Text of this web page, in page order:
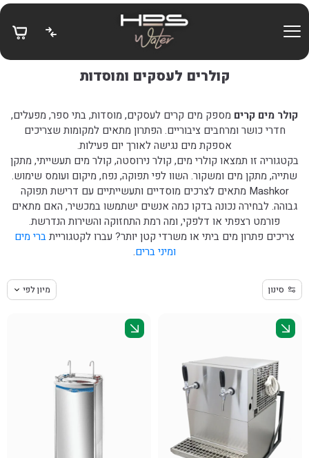
Skip to Content
קולרים לעסקים ומוסדות
קולר מים קרים מספק מים קרים לעסקים, מוסדות, בתי ספר, מפעלים,
חדרי כושר ומרחבים ציבוריים. הפתרון מתאים למקומות שצריכים
אספקת מים נגישה לאורך יום פעילות.
בקטגוריה זו תמצאו קולרי מים, קולר נירוסטה, קולר מים תעשייתי, מתקן
שתייה, מתקן מים ומשקור. השוו לפי תפוקה, נפח, מיקום ועומס שימוש.
Mashkor מתאים לצרכים מוסדיים ותעשייתיים עם דרישת תפוקה
גבוהה. לבחירה נכונה בדקו כמה אנשים ישתמשו במכשיר, האם מתאים
פורמט רצפתי או דלפקי, ומה רמת התחזוקה והשירות הנדרשת.
צריכים פתרון מים ביתי או משרדי קטן יותר? עברו לקטגורייתברי מים
ומיני ברים.
סינון מיון לפי
בחזרה למעלה